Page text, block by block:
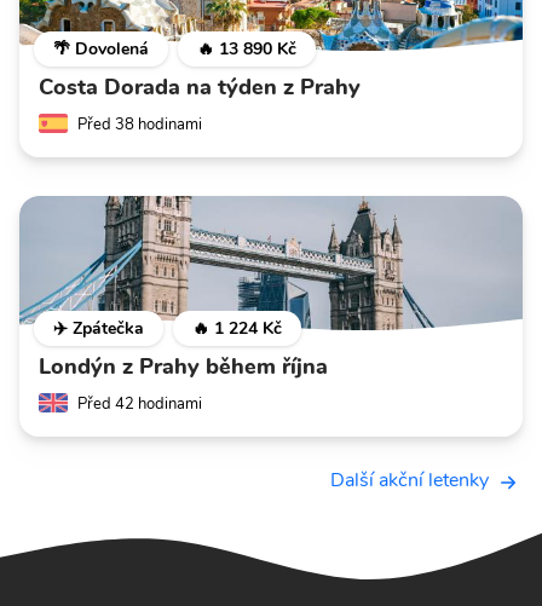
🌴 Dovolená 🔥 13 890 Kč
Costa Dorada na týden z Prahy
Před 38 hodinami
✈️ Zpátečka 🔥 1 224 Kč
Londýn z Prahy během října
Před 42 hodinami
Další akční letenky